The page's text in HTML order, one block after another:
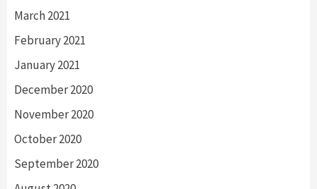
March 2021
February 2021
January 2021
December 2020
November 2020
October 2020
September 2020